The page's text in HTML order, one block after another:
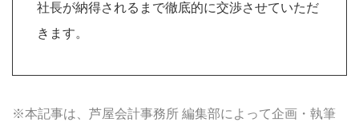
社長が納得されるまで徹底的に交渉させていただ
きます。
※本記事は、芦屋会計事務所 編集部によって企画・執筆